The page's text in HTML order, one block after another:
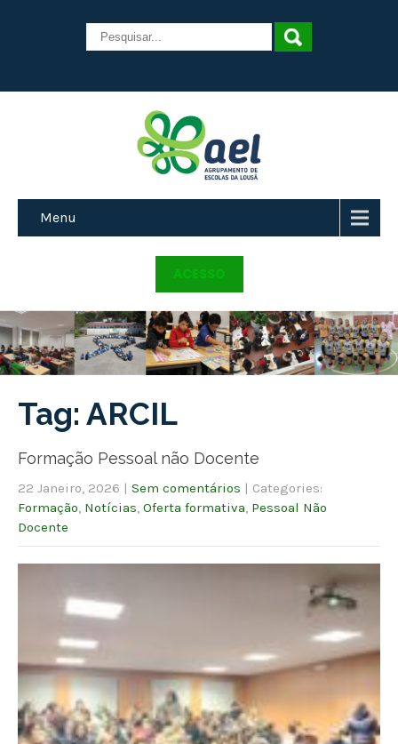
Menu
ACESSO
Tag: ARCIL
Formação Pessoal não Docente
22 Janeiro, 2026 | Sem comentários | Categories:
Formação Notícias Oferta formativa Pessoal Não
Docente